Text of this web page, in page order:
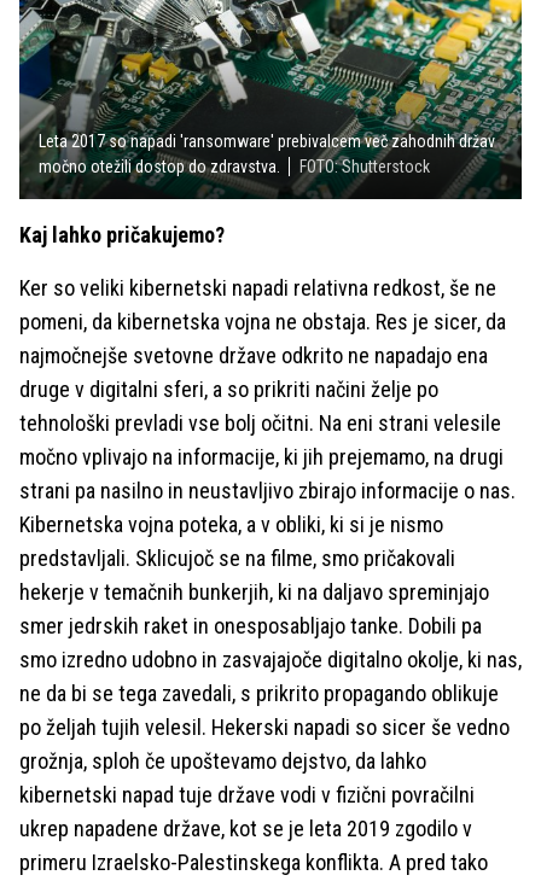
Leta 2017 so napadi 'ransomware' prebivalcem več zahodnih držav
močno otežili dostop do zdravstva.
FOTO: Shutterstock
Kaj lahko pričakujemo?
Ker so veliki kibernetski napadi relativna redkost, še ne
pomeni, da kibernetska vojna ne obstaja. Res je sicer, da
najmočnejše svetovne države odkrito ne napadajo ena
druge v digitalni sferi, a so prikriti načini želje po
tehnološki prevladi vse bolj očitni. Na eni strani velesile
močno vplivajo na informacije, ki jih prejemamo, na drugi
strani pa nasilno in neustavljivo zbirajo informacije o nas.
Kibernetska vojna poteka, a v obliki, ki si je nismo
predstavljali. Sklicujoč se na filme, smo pričakovali
hekerje v temačnih bunkerjih, ki na daljavo spreminjajo
smer jedrskih raket in onesposabljajo tanke. Dobili pa
smo izredno udobno in zasvajajoče digitalno okolje, ki nas,
ne da bi se tega zavedali, s prikrito propagando oblikuje
po željah tujih velesil. Hekerski napadi so sicer še vedno
grožnja, sploh če upoštevamo dejstvo, da lahko
kibernetski napad tuje države vodi v fizični povračilni
ukrep napadene države, kot se je leta 2019 zgodilo v
primeru Izraelsko-Palestinskega konflikta. A pred tako